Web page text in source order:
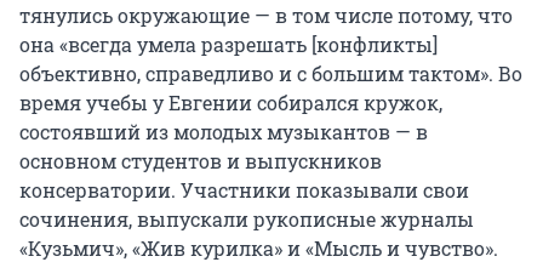
тянулись окружающие — в том числе потому, что
она «всегда умела разрешать [конфликты]
объективно, справедливо и с большим тактом». Во
время учебы у Евгении собирался кружок,
состоявший из молодых музыкантов — в
основном студентов и выпускников
консерватории. Участники показывали свои
сочинения, выпускали рукописные журналы
«Кузьмич», «Жив курилка» и «Мысль и чувство».